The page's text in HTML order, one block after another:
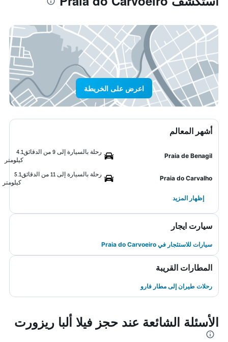
اعرض على الخريطة
أشهر المعالم
Praia de Benagil
رحلة بالسيارة إلى 9 من الدقائق
4.1
كيلومتر
Praia do Carvalho
رحلة بالسيارة إلى 11 من الدقائق
5.1
كيلومتر
إظهار المزيد
سيارت ايجار
سيارات للاستئجار في Praia do Carvoeiro
المطارات القريبة
رحلات طيران إلى مطار فارو
الأسئلة الشائعة عند حجز فيلا ألبا ريزورت